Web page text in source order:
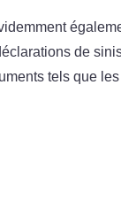
de
tels que